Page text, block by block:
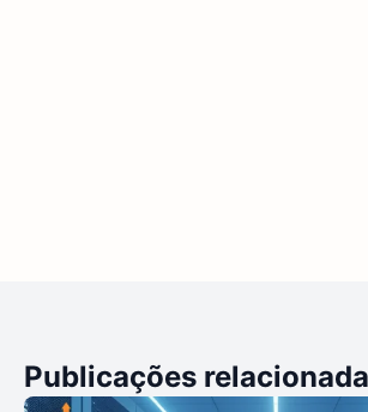
Publicações